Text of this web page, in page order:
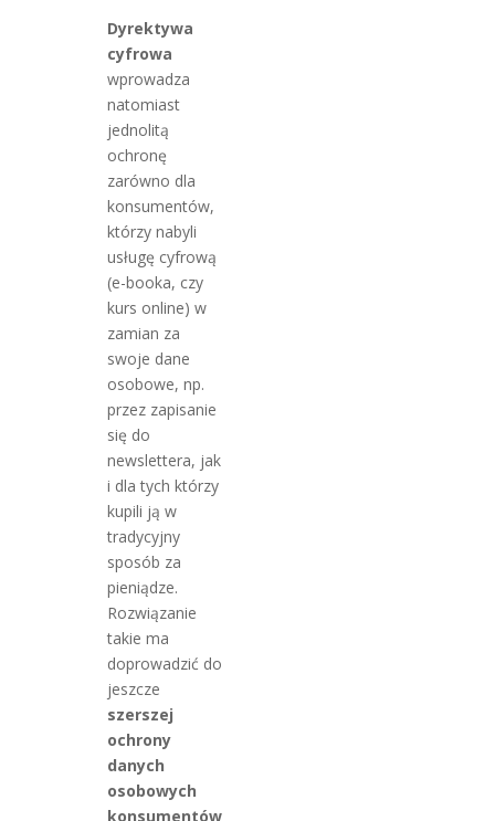
Dyrektywa
cyfrowa
wprowadza
natomiast
jednolitą
ochronę
zarówno dla
konsumentów,
którzy nabyli
usługę cyfrową
(e-booka, czy
kurs online) w
zamian za
swoje dane
osobowe, np.
przez zapisanie
się do
newslettera, jak
i dla tych którzy
kupili ją w
tradycyjny
sposób za
pieniądze.
Rozwiązanie
takie ma
doprowadzić do
jeszcze
szerszej
ochrony
danych
osobowych
konsumentów